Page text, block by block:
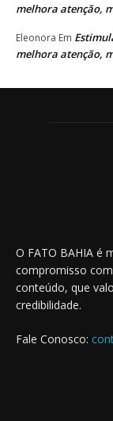
melhora atenção,
Eleonora Em
melhora atenção,
O FATO BAHIA é
compromisso
conteúdo, que
credibilidade.
Fale Conosco: